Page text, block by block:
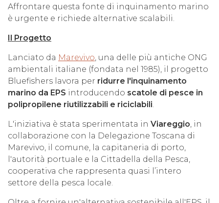
Affrontare questa fonte di inquinamento marino
è urgente e richiede alternative scalabili.
Il Progetto
Lanciato da Marevivo , una delle più antiche ONG
ambientali italiane (fondata nel 1985), il progetto
Bluefishers lavora per ridurre l'inquinamento
marino da EPS introducendo scatole di pesce in
polipropilene riutilizzabili e riciclabili
L'iniziativa è stata sperimentata in Viareggio , in
collaborazione con la Delegazione Toscana di
Marevivo, il comune, la capitaneria di porto,
l'autorità portuale e la Cittadella della Pesca,
cooperativa che rappresenta quasi l’intero
settore della pesca locale.